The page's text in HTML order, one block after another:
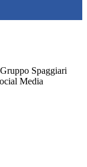
Spaggiari
Media